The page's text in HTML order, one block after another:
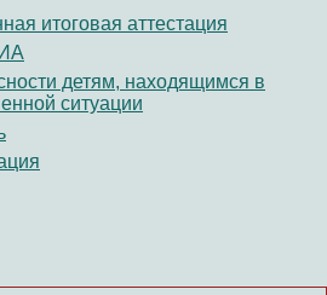
итоговая аттестация
детям, находящимся в
ситуации